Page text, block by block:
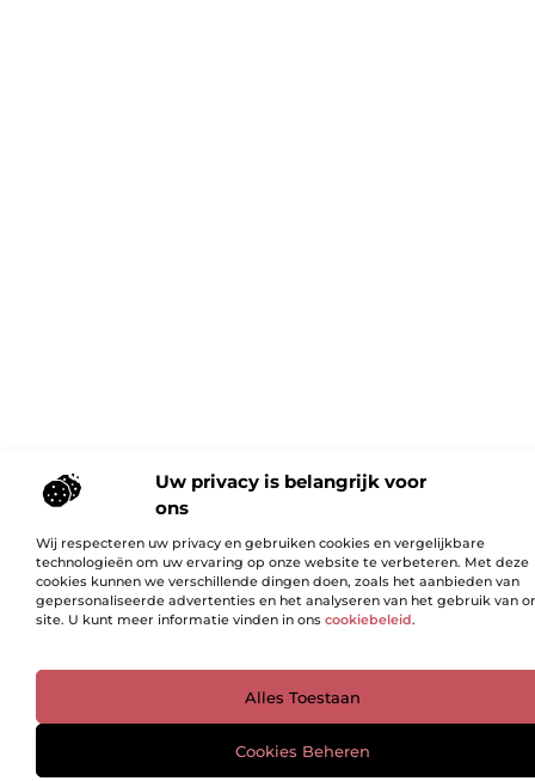
Uw privacy is belangrijk voor
ons
Wij respecteren uw privacy en gebruiken cookies en vergelijkbare
technologieën om uw ervaring op onze website te verbeteren. Met deze
cookies kunnen we verschillende dingen doen, zoals het aanbieden van
gepersonaliseerde advertenties en het analyseren van het gebruik van
site. U kunt meer informatie vinden in ons cookiebeleid.
Alles Toestaan
Cookies Beheren